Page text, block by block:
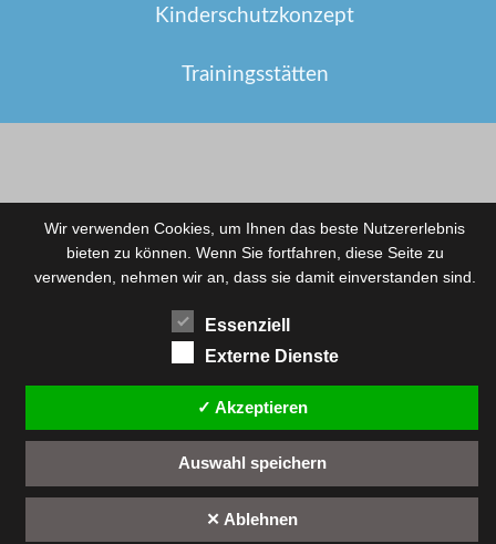
Kinderschutzkonzept
Trainingsstätten
Wir verwenden Cookies, um Ihnen das beste Nutzererlebnis
bieten zu können. Wenn Sie fortfahren, diese Seite zu
verwenden, nehmen wir an, dass sie damit einverstanden sind.
Essenziell
Externe Dienste
✓ Akzeptieren
Auswahl speichern
✕ Ablehnen